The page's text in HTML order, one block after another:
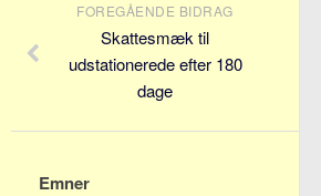
FOREGÅENDE BIDRAG
Skattesmæk til
udstationerede efter 180
dage
Emner